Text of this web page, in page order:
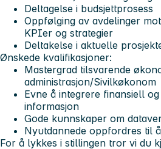
Deltagelse i budsjettprosess
Oppfølging av avdelinger
KPIer og strategier
Deltakelse i aktuelle
Ønskede kvalifikasjoner:
Mastergrad tilsvarende
administrasjon/Sivilkøkonom
Evne å integrere finansiell
informasjon
Gode kunnskaper om
Nyutdannede oppfordres til
For å lykkes i stillingen tror vi du